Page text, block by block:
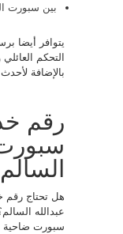
بين سبورت
يتوافر أيضا
التحكم
بالإضافة
رقم
السالم
هل تحتاج رقم
عبدالله
سبورت ضاحية